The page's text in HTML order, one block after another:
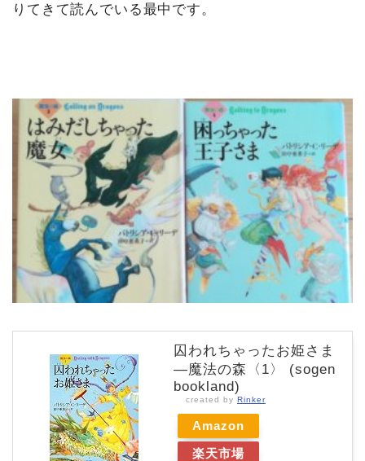
りてきて読んでいる最中です。
囚われちゃったお姫さま
―魔法の森〈1〉 (sogen
bookland)
created by Rinker
Amazon
楽天市場